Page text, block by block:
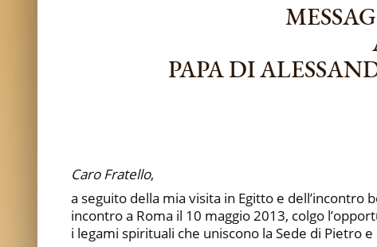
PAPA DI
Caro Fratello,
a seguito della mia visita in Egitto e
incontro a Roma il 10 maggio 2013, colgo
i legami spirituali che uniscono la Sede di Pietro e